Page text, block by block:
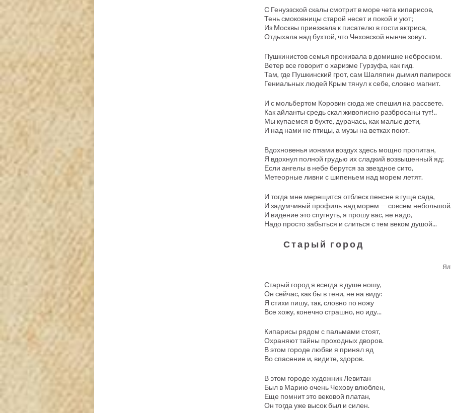
С Генуэзской скалы смотрит в море чета кипарисов,
Тень смоковницы старой несет и покой и уют;
Из Москвы приезжала к писателю в гости актриса,
Отдыхала над бухтой, что Чеховской нынче зовут.
Пушкинистов семья проживала в домишке неброском.
Ветер все говорит о харизме Гурзуфа, как гид.
Там, где Пушкинский грот, сам Шаляпин дымил
Гениальных людей Крым тянул к себе, словно магнит.
И с мольбертом Коровин сюда же спешил на рассвете.
Как айланты средь скал живописно разбросаны тут!..
Мы купаемся в бухте, дурачась, как малые дети,
И над нами не птицы, а музы на ветках поют.
Вдохновенья ионами воздух здесь мощно пропитан,
Я вдохнул полной грудью их сладкий возвышенный яд;
Если ангелы в небе берутся за звездное сито,
Метеорные ливни с шипеньем над морем летят.
И тогда мне мерещится отблеск пенсне в гуще сада,
И задумчивый профиль над морем — совсем
И видение это спугнуть, я прошу вас, не надо,
Надо просто забыться и слиться с тем веком душой...
Старый город
Старый город я всегда в душе ношу,
Он сейчас, как бы в тени, не на виду:
Я стихи пишу, так, словно по ножу
Все хожу, конечно страшно, но иду...
Кипарисы рядом с пальмами стоят,
Охраняют тайны проходных дворов.
В этом городе любви я принял яд
Во спасение и, видите, здоров.
В этом городе художник Левитан
Был в Марию очень Чехову влюблен,
Еще помнит это вековой платан,
Он тогда уже высок был и силен.